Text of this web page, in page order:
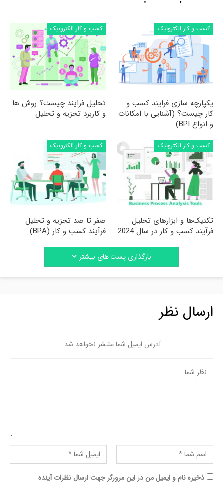
کسب و کار الکترونیک
یکپارچه سازی فرایند کسب و
کار چیست؟ (آشنایی با امکانات
و انواع BPI)
کسب و کار الکترونیک
تحلیل فرایند چیست؟ روش ها
و کاربرد تجزیه و تحلیل
کسب و کار الکترونیک
تکنیک‌ها و ابزارهای تحلیل
فرآیند کسب و کار در سال 2024
کسب و کار الکترونیک
صفر تا صد تجزیه و تحلیل
فرآیند کسب و کار (BPA)
بارگذاری پست های بیشتر
ارسال نظر
آدرس ایمیل شما منتشر نخواهد شد.
ذخیره نام و ایمیل من در این مرورگر جهت ارسال نظرات آینده